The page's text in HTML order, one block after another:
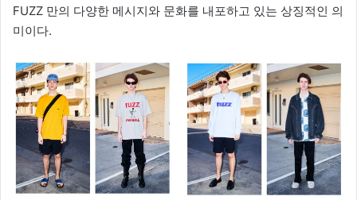
FUZZ 만의 다양한 메시지와 문화를 내포하고 있는 상징적인 의
미이다.